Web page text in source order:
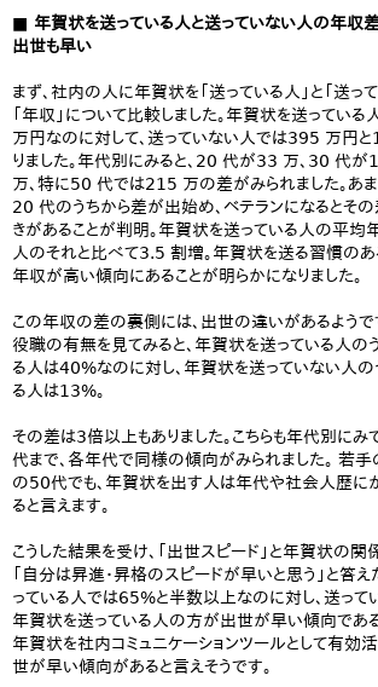
■ 年賀状を送っている人と送っていない人の年収
出世も早い
まず、社内の人に年賀状を「送っている人」と「送っ
「年収」について比較しました。年賀状を送ってい
万円なのに対して、送っていない人では395 万円
りました。年代別にみると、20 代が33 万、30 代
万、特に50 代では215 万の差がみられました。あ
20 代のうちから差が出始め、ベテランになるとそ
きがあることが判明。年賀状を送っている人の平均
人のそれと比べて3.5 割増。年賀状を送る習慣のあ
年収が高い傾向にあることが明らかになりました。
この年収の差の裏側には、出世の違いがあるようで
役職の有無を見てみると、年賀状を送っている人の
る人は40%なのに対し、年賀状を送っていない人の
る人は13%。
その差は3倍以上もありました。こちらも年代別にみ
代まで、各年代で同様の傾向がみられました。 若手
の50代でも、年賀状を出す人は年代や社会人歴に
ると言えます。
こうした結果を受け、「出世スピード」と年賀状の関
「自分は昇進・昇格のスピードが早いと思う」と答
っている人では65%と半数以上なのに対し、送って
年賀状を送っている人の方が出世が早い傾向である
年賀状を社内コミュニケーションツールとして有効
世が早い傾向があると言えそうです。